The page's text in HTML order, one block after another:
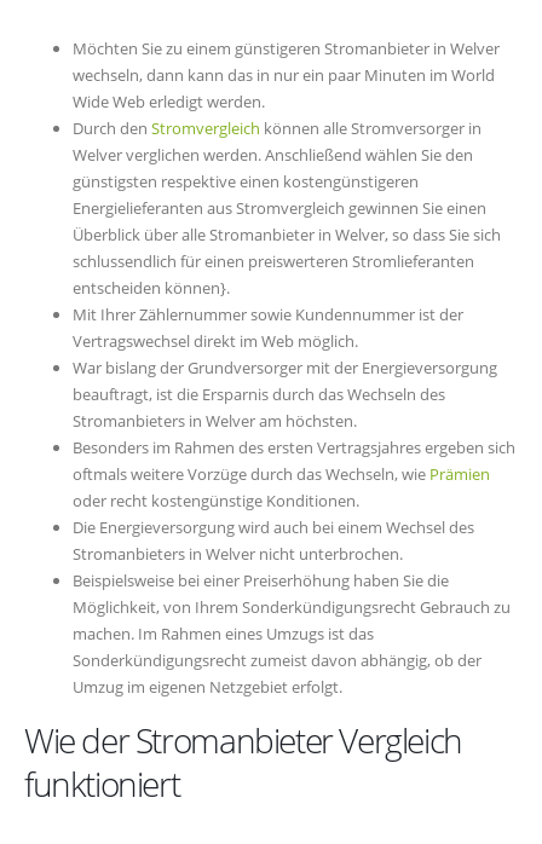
Möchten Sie zu einem günstigeren Stromanbieter in Welver
wechseln, dann kann das in nur ein paar Minuten im World
Wide Web erledigt werden.
Durch den Stromvergleich können alle Stromversorger in
Welver verglichen werden. Anschließend wählen Sie den
günstigsten respektive einen kostengünstigeren
Energielieferanten aus Stromvergleich gewinnen Sie einen
Überblick über alle Stromanbieter in Welver, so dass Sie sich
schlussendlich für einen preiswerteren Stromlieferanten
entscheiden können}.
Mit Ihrer Zählernummer sowie Kundennummer ist der
Vertragswechsel direkt im Web möglich.
War bislang der Grundversorger mit der Energieversorgung
beauftragt, ist die Ersparnis durch das Wechseln des
Stromanbieters in Welver am höchsten.
Besonders im Rahmen des ersten Vertragsjahres ergeben sich
oftmals weitere Vorzüge durch das Wechseln, wie Prämien
oder recht kostengünstige Konditionen.
Die Energieversorgung wird auch bei einem Wechsel des
Stromanbieters in Welver nicht unterbrochen.
Beispielsweise bei einer Preiserhöhung haben Sie die
Möglichkeit, von Ihrem Sonderkündigungsrecht Gebrauch zu
machen. Im Rahmen eines Umzugs ist das
Sonderkündigungsrecht zumeist davon abhängig, ob der
Umzug im eigenen Netzgebiet erfolgt.
Wie der Stromanbieter Vergleich
funktioniert